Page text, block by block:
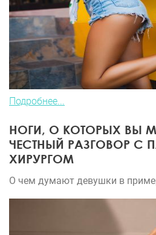
Подробнее...
НОГИ, О КОТОРЫХ ВЫ
ЧЕСТНЫЙ РАЗГОВОР С
ХИРУРГОМ
О чем думают девушки в